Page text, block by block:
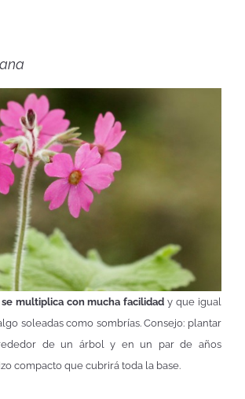
se multiplica con mucha facilidad y que igual
soleadas como sombrías. Consejo: plantar
de un árbol y en un par de años
compacto que cubrirá toda la base.